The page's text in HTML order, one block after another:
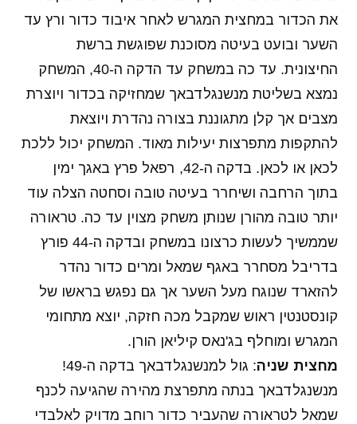
את הכדור במחצית המגרש לאחר איבוד כדור ורץ עד
השער ובועט בעיטה מסוכנת שפוגשת ברשת
החיצונית. עד כה במשחק עד הדקה ה-40, המשחק
נמצא בשליטת מנשנגלדבאך שמחזיקה בכדור ויוצרת
מצבים אך קלן מתגוננת בצורה נהדרת ויוצאת
להתקפות מתפרצות יעילות מאוד. המשחק יכול ללכת
לכאן או לכאן. בדקה ה-42, רפאל פרץ באגך ימין
בתוך הרחבה ושיחרר בעיטה טובה וסחטה הצלה עוד
יותר טובה מהורן שנותן משחק מצוין עד כה. טראורה
שממשיך לעשות כרצונו במשחק ובדקה ה-44 פורץ
בדריבל מסחרר באגף שמאל ומרים כדור נהדר
להזארד שנוגח מעל השער אך גם נפגש בראשו של
קונסטנטין ראוש שמקבל מכה חזקה, יוצא מתחומי
המגרש ומוחלף בג'נאס קיליאן הורן.
מחצית שניה
: גול למנשנגלדבאך בדקה ה-49!
מנשנגלדבאך בנתה מתפרצת מהירה שהגיעה לכנף
שמאל לטראורה שהעביר כדור רוחב מדויק לאלבדי